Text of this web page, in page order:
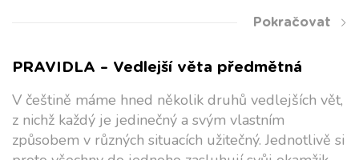
Pokračovat
PRAVIDLA – Vedlejší věta předmětná
V češtině máme hned několik druhů vedlejších vět,
z nichž každý je jedinečný a svým vlastním
způsobem v různých situacích užitečný. Jednotlivě si